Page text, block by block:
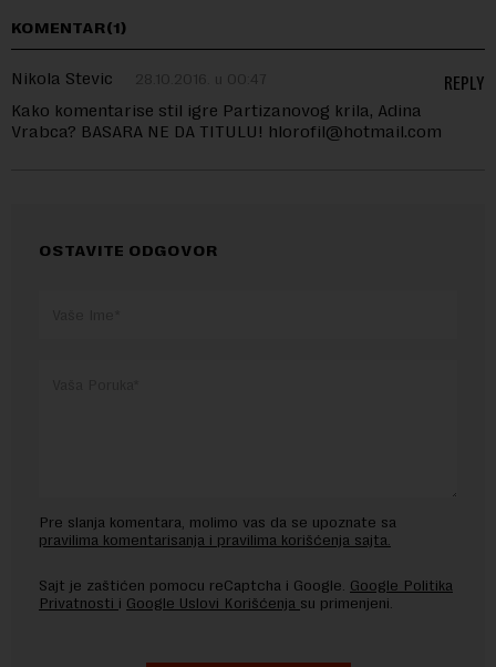
KOMENTAR(1)
Nikola Stevic 28.10.2016. u 00:47
Kako komentarise stil igre Partizanovog krila, Adina
Vrabca? BASARA NE DA TITULU! hlorofil@hotmail.com
REPLY
OSTAVITE ODGOVOR
Pre slanja komentara, molimo vas da se upoznate sa
pravilima komentarisanja i pravilima korišćenja sajta.
Sajt je zaštićen pomocu reCaptcha i Google. Google Politika
Privatnosti i Google Uslovi Korišćenja su primenjeni.